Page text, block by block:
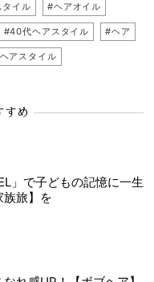
イル #ヘアオイル
#40代ヘアスタイル #ヘア
アスタイル
すめ
」で子どもの記憶に一生
族旅】を